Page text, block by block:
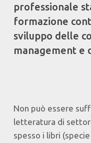
professionale
formazione
sviluppo delle
management e
Non può essere
letteratura di
spesso i libri